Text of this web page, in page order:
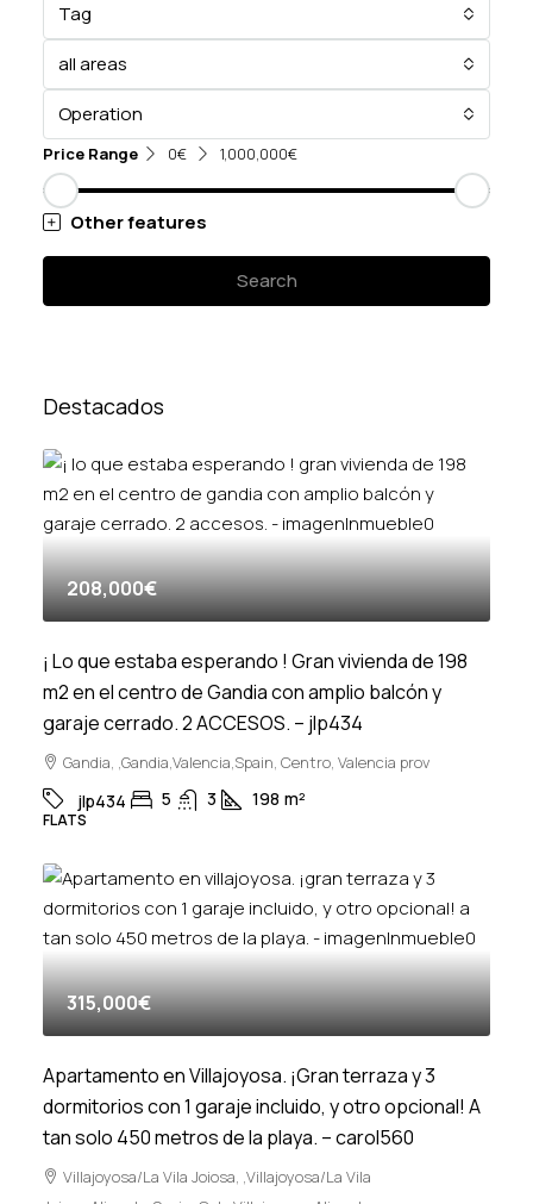
Tag
all areas
Operation
Price Range 0€ 1,000,000€
Other features
Search
Destacados
208,000€
¡ Lo que estaba esperando ! Gran vivienda de 198
m2 en el centro de Gandia con amplio balcón y
garaje cerrado. 2 ACCESOS. – jlp434
Gandia, ,Gandia,Valencia,Spain, Centro, Valencia prov
jlp434 5 3 198 m²
FLATS
315,000€
Apartamento en Villajoyosa. ¡Gran terraza y 3
dormitorios con 1 garaje incluido, y otro opcional! A
tan solo 450 metros de la playa. – carol560
Villajoyosa/La Vila Joiosa, ,Villajoyosa/La Vila